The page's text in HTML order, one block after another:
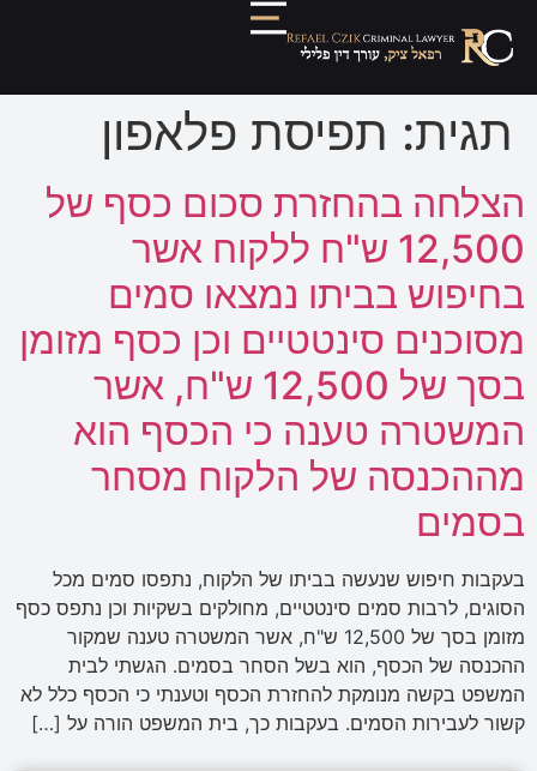
תגית: תפיסת פלאפון
הצלחה בהחזרת סכום כסף של
12,500 ש"ח ללקוח אשר
בחיפוש בביתו נמצאו סמים
מסוכנים סינטטיים וכן כסף מזומן
בסך של 12,500 ש"ח, אשר
המשטרה טענה כי הכסף הוא
מההכנסה של הלקוח מסחר
בסמים
בעקבות חיפוש שנעשה בביתו של הלקוח, נתפסו סמים מכל
הסוגים, לרבות סמים סינטטיים, מחולקים בשקיות וכן נתפס כסף
מזומן בסך של 12,500 ש"ח, אשר המשטרה טענה שמקור
ההכנסה של הכסף, הוא בשל הסחר בסמים. הגשתי לבית
המשפט בקשה מנומקת להחזרת הכסף וטענתי כי הכסף כלל לא
קשור לעבירות הסמים. בעקבות כך, בית המשפט הורה על […]